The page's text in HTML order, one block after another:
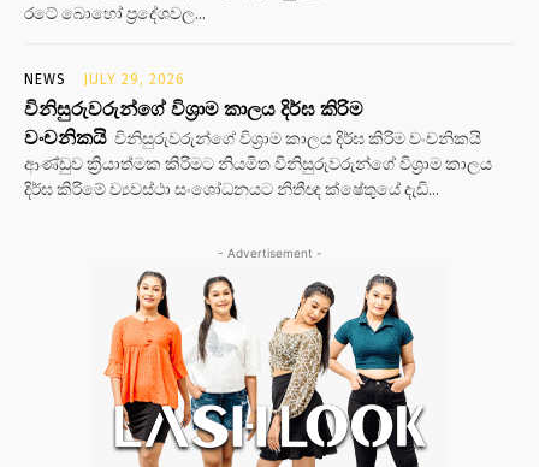
රටේ බොහෝ ප්‍රදේශවල...
NEWS JULY 29, 2026
විනිසුරුවරුන්ගේ විශ්‍රාම කාලය දිර්ඝ කිරිම
වංචනිකයි විනිසුරුවරුන්ගේ විශ්‍රාම කාලය දිර්ඝ කිරිම වංචනිකයි
ආණ්ඩුව ක්‍රියාත්මක කිරිමට නියමිත විනිසුරුවරුන්ගේ විශ්‍රාම කාලය
දිර්ඝ කිරිමේ ව්‍යවස්ථා සංශෝධනයට නිතීඥ ක්ෂේතුයේ දැඩි...
- Advertisement -